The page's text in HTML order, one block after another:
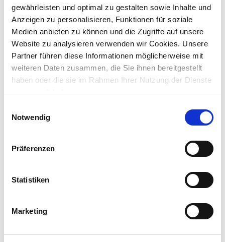
gewährleisten und optimal zu gestalten sowie Inhalte und
Anzeigen zu personalisieren, Funktionen für soziale
Medien anbieten zu können und die Zugriffe auf unsere
Website zu analysieren verwenden wir Cookies. Unsere
Partner führen diese Informationen möglicherweise mit
weiteren Daten zusammen, die Sie ihnen bereitgestellt
haben oder die sie im Rahmen Ihrer Nutzung der Dienste
gesammelt haben.
Notwendig
Präferenzen
Statistiken
Marketing
In den Warenkorb
Merken
ZUBEHÖR UND PASSENDE ARTIKEL:
45,00 €